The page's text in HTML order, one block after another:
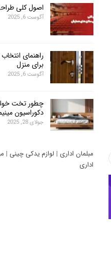
اصول کلی
آگوست 6, 2025
راهنمای
برای منزل
آگوست 6, 2025
چطور تخت
دکوراسیون
جولای 28, 2025
مبلمان اداری | لوازم یدکی چینی |
اداری